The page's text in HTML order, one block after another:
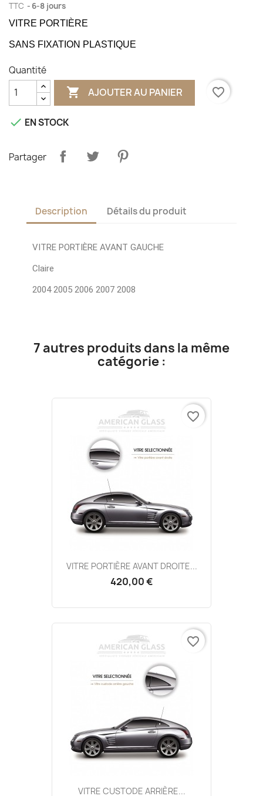
TTC 6-8 jours
VITRE PORTIÈRE
SANS FIXATION PLASTIQUE
Quantité
 AJOUTER AU PANIER favorite_border
 EN STOCK
Partager
Description Détails du produit
VITRE PORTIÈRE AVANT GAUCHE
Claire
2004 2005 2006 2007 2008
7 autres produits dans la même
catégorie :
VITRE PORTIÈRE AVANT DROITE...
420,00 €
favorite_border
VITRE CUSTODE ARRIÈRE...
favorite_border